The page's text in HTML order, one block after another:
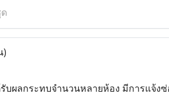
)
ผลกระทบจำนวนหลายห้อง มีการแจ้ง